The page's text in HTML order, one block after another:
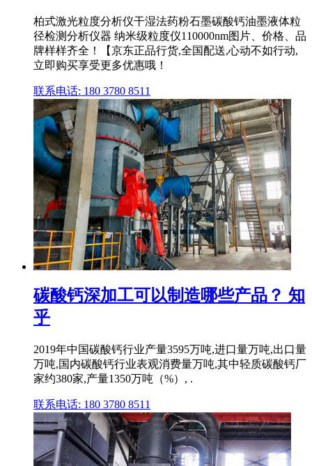
柏式激光粒度分析仪干湿法药粉石墨碳酸钙油墨液体粒
径检测分析仪器 纳米级粒度仪110000nm图片、价格、品
牌样样齐全！【京东正品行货,全国配送,心动不如行动,
立即购买享受更多优惠哦！
联系电话: 180 3780 8511
碳酸钙深加工可以制造哪些产品？ 知
乎
2019年中国碳酸钙行业产量3595万吨,进口量万吨,出口量
万吨,国内碳酸钙行业表观消费量万吨,其中轻质碳酸钙厂
家约380家,产量1350万吨（%）, .
联系电话: 180 3780 8511